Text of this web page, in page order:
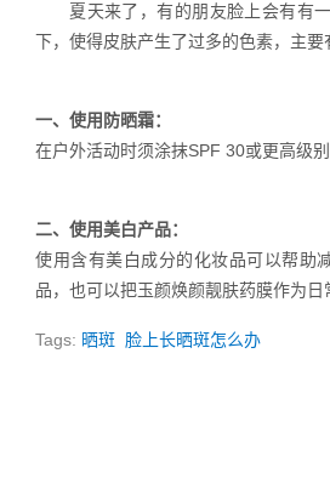
夏天来了，有的朋友脸上会有有
下，使得皮肤产生了过多的色素，主要
一、使用防晒霜：
在户外活动时须涂抹SPF 30或更高级
二、使用美白产品：
使用含有美白成分的化妆品可以帮助
品，也可以把玉颜焕颜靓肤药膜作为日
Tags: 晒斑 脸上长晒斑怎么办